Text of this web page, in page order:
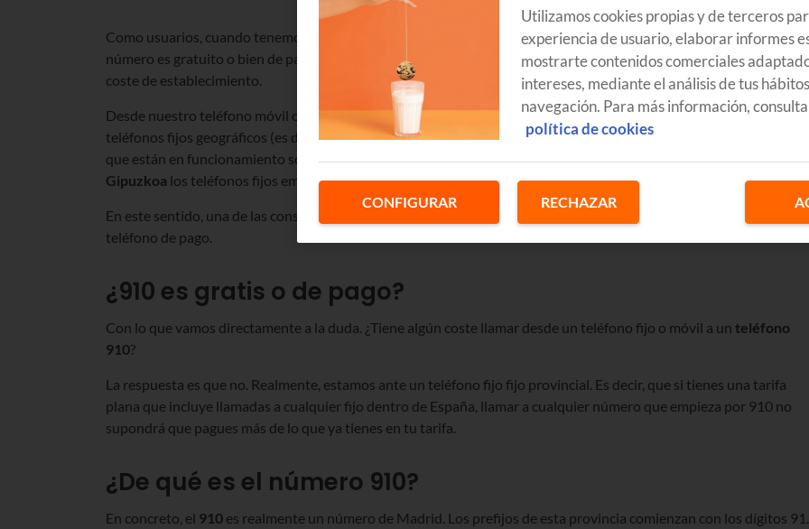
Como usuarios, cuando tenemos que llamar a un número de teléfono, siempre solemos tener en cuenta si ese
número es gratuito o bien de pago. Y en caso de que tenga coste, saber tanto el precio por minuto como si hay un
coste de establecimiento.
Desde nuestro teléfono móvil o fijo ya solemos contar con llamadas incluidas a otros móviles nacionales o bien a
teléfonos fijos geográficos (es decir, que son de una provincia en concreto, como por ejemplo en
que están en funcionamiento son
944, 946 y 846, mientras queÁlavacuenta con losprefijos 945 y 845y en
Gipuzkoa los teléfonos fijos empiezan por943 y 843.
En este sentido, una de las consultas más habituales que nos habéis hecho los clientes de Euskaltel es si el 910 es
teléfono de pago.
¿910 es gratis o de pago?
Con lo que vamos directamente a la duda. ¿Tiene algún coste llamar desde un teléfono fijo o móvil a un teléfono
910?
La respuesta es que no. Realmente, estamos ante un teléfono fijo fijo provincial. Es decir, que si tienes una tarifa
plana que incluye llamadas a cualquier fijo dentro de España, llamar a cualquier número que empieza por 910 no
supondrá que pagues más de lo que ya tienes en tu tarifa.
¿De qué es el número 910?
En concreto, el 910 es realmente un número de Madrid. Los prefijos de esta provincia comienzan con los dígitos 91.
Utilizamos cookies propias y de terceros
experiencia de usuario, elaborar informes
mostrarte contenidos comerciales
intereses, mediante el análisis de tus
navegación. Para más información,
política de cookies
CONFIGURAR RECHAZAR